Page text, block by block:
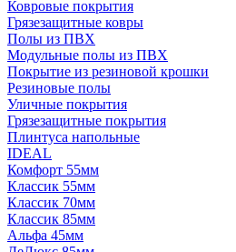
Ковровые покрытия
Грязезащитные ковры
Полы из ПВХ
Модульные полы из ПВХ
Покрытие из резиновой крошки
Резиновые полы
Уличные покрытия
Грязезащитные покрытия
Плинтуса напольные
IDEAL
Комфорт 55мм
Классик 55мм
Классик 70мм
Классик 85мм
Альфа 45мм